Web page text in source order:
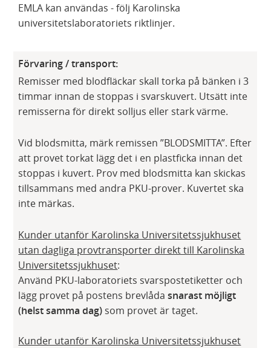
EMLA kan användas - följ Karolinska
universitetslaboratoriets riktlinjer.
Förvaring / transport:
Remisser med blodfläckar skall torka på bänken i 3
timmar innan de stoppas i svarskuvert. Utsätt inte
remisserna för direkt solljus eller stark värme.
Vid blodsmitta, märk remissen ”BLODSMITTA”. Efter
att provet torkat lägg det i en plastficka innan det
stoppas i kuvert. Prov med blodsmitta kan skickas
tillsammans med andra PKU-prover. Kuvertet ska
inte märkas.
Kunder utanför Karolinska Universitetssjukhuset
utan dagliga provtransporter direkt till Karolinska
Universitetssjukhuset:
Använd PKU-laboratoriets svarspostetiketter och
lägg provet på postens brevlådasnarast möjligt
(helst samma dag) som provet är taget.
Kunder utanför Karolinska Universitetssjukhuset